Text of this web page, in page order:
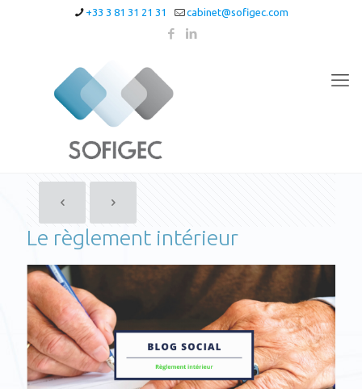
+33 3 81 31 21 31 cabinet@sofigec.com
Le règlement intérieur